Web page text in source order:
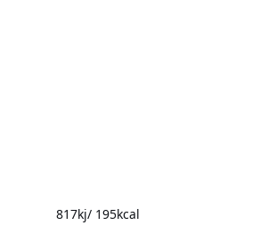
817kj/ 195kcal